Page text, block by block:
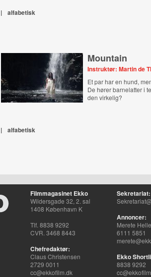
| alfabetisk
Mountain
Instruktør: Martin de
Et par har en hund,
De hører barnelatter i
den virkelig?
| alfabetisk
Filmmagasinet Ekko
Wildersgade 32, 2. sal
1408 København K
Tlf. 8838 9292
CVR. 3468 8443
Chefredaktør:
Claus Christensen
2729 0011
cc@ekkofilm.dk
Sekretariat:
Annoncer:
Merete
6111 5851
Ekko
8838 9292